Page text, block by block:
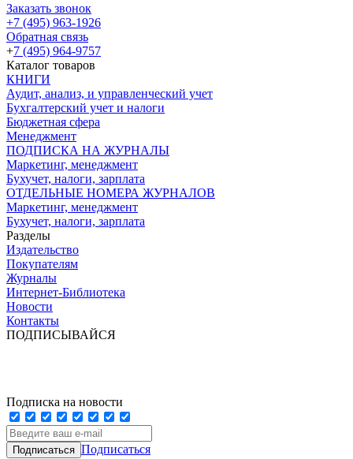
Заказать звонок
+7 (495) 963-1926
Обратная связь
+7 (495) 964-9757
Каталог товаров
КНИГИ
Аудит, анализ, и управленческий учет
Бухгалтерский учет и налоги
Бюджетная сфера
Менеджмент
ПОДПИСКА НА ЖУРНАЛЫ
Маркетинг, менеджмент
Бухучет, налоги, зарплата
ОТДЕЛЬНЫЕ НОМЕРА ЖУРНАЛОВ
Маркетинг, менеджмент
Бухучет, налоги, зарплата
Разделы
Издательство
Покупателям
Журналы
Интернет-Библиотека
Новости
Контакты
ПОДПИСЫВАЙСЯ
Подписка на новости
Подписаться